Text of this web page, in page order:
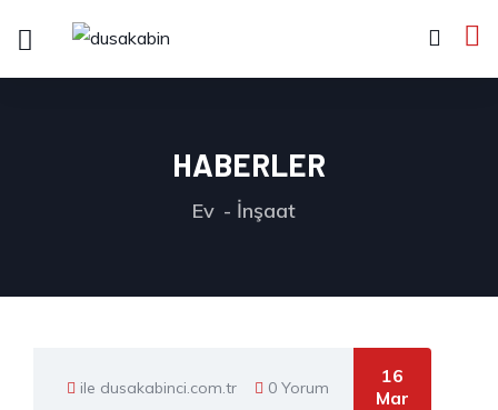
HABERLER
Ev İnşaat
ile dusakabinci.com.tr 0 Yorum
16
Mar